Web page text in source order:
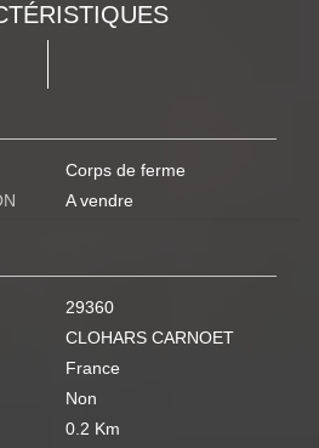
Corps de ferme
A vendre
29360
CLOHARS CARNOET
France
Non
0.2 Km